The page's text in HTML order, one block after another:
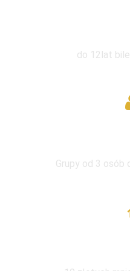
do 12lat
Grupy od 3 osób